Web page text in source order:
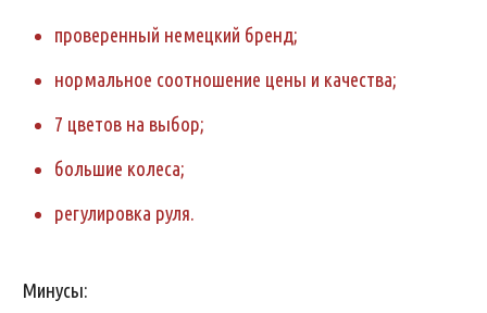
проверенный немецкий бренд;
нормальное соотношение цены и качества;
7 цветов на выбор;
большие колеса;
регулировка руля.
Минусы: